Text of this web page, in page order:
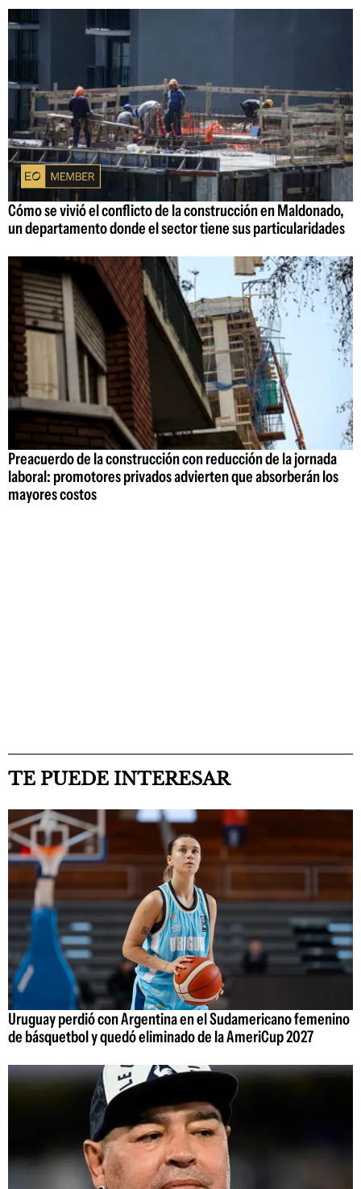
Cómo se vivió el conflicto de la construcción en Maldonado,
un departamento donde el sector tiene sus particularidades
Preacuerdo de la construcción con reducción de la jornada
laboral: promotores privados advierten que absorberán los
mayores costos
TE PUEDE INTERESAR
Uruguay perdió con Argentina en el Sudamericano femenino
de básquetbol y quedó eliminado de la AmeriCup 2027